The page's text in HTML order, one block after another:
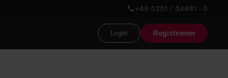
+49 5251 / 54481 - 0
Login Registrieren